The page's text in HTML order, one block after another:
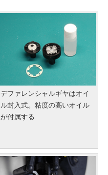
デファレンシャルギヤはオイ
ル封入式。粘度の高いオイル
が付属する